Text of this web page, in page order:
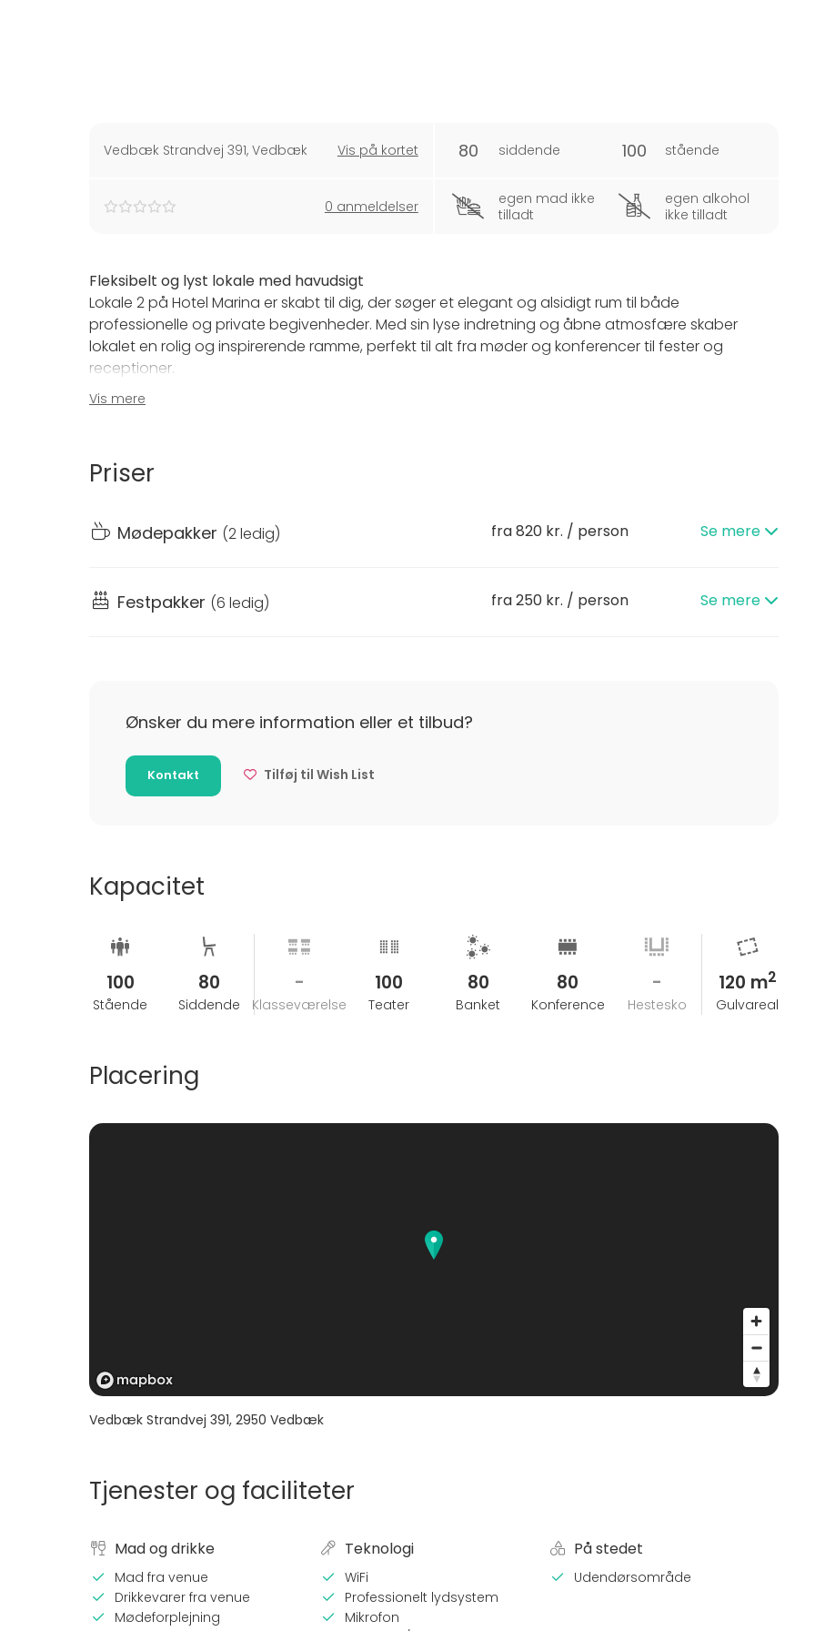
Vedbæk Strandvej 391, Vedbæk Vis på kortet
0 anmeldelser
80 siddende 100 stående
egen mad ikke
tilladt
egen alkohol
ikke tilladt
Fleksibelt og lyst lokale med havudsigt
Lokale 2 på Hotel Marina er skabt til dig, der søger et elegant og alsidigt rum til både
professionelle og private begivenheder. Med sin lyse indretning og åbne atmosfære skaber
lokalet en rolig og inspirerende ramme, perfekt til alt fra møder og konferencer til fester og
receptioner.
Den betagende udsigt over Øresund og hotellets maritime omgivelser tilfører lokalet noget helt
Hybrid mødeudstyr
Projektor og lærred
Flipover, whiteboard og WiFi
Gastronomi i topklasse:Køkkenet serverer smagfulde retter med udgangspunkt i lokale råvarer
social dining eller tallerkenanretning.
Vis mere
Priser
Mødepakker (2 ledig) fra 820 kr. / person Se mere
Festpakker (6 ledig) fra 250 kr. / person Se mere
Ønsker du mere information eller et tilbud?
Kontakt Tilføj til Wish List
Kapacitet
100
Stående
80
Siddende
-
Klasseværelse
100
Teater
80
Banket
80
Konference
-
Hestesko
120 m2
Gulvareal
Placering
Vedbæk Strandvej 391, 2950 Vedbæk
Tjenester og faciliteter
Mad og drikke
Mad fra venue
Drikkevarer fra venue
Mødeforplejning
Teknologi
WiFi
Professionelt lydsystem
Mikrofon
På stedet
Udendørsområde